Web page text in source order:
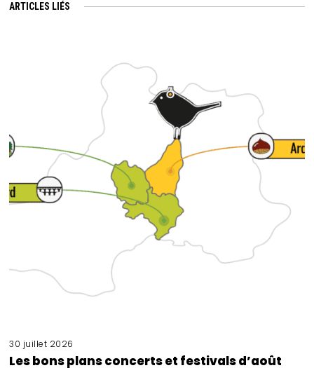
ARTICLES LIÉS
30 juillet 2026
Les bons plans concerts et festivals d’août